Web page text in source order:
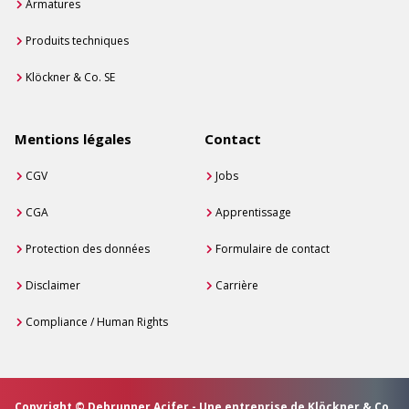
Armatures
Produits techniques
Klöckner & Co. SE
Mentions légales
CGV
CGA
Protection des données
Disclaimer
Compliance / Human Rights
Contact
Jobs
Apprentissage
Formulaire de contact
Carrière